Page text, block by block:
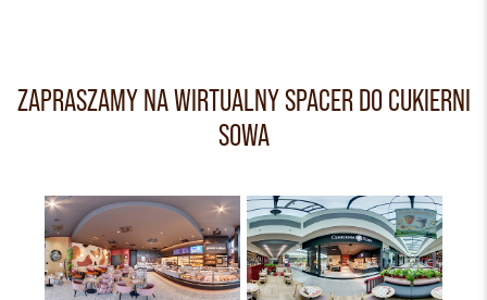
ZAPRASZAMY NA WIRTUALNY SPACER DO CUKIERNI
SOWA